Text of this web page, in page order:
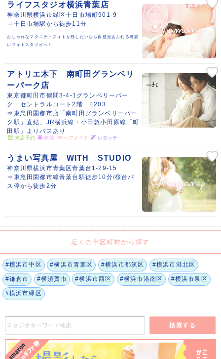
ライフスタジオ横浜青葉店
神奈川県横浜市緑区十日市場町901-9
⇒十日市場駅から徒歩11分
おしゃれなマタニティフォトを残したいなら自然光あふれる可愛
いフォトスタジオへ！
アトリエ木下 南町田グランベリ
ーパーク店
東京都町田市鶴間3-4-1グランベリーパー
ク セントラルコート2階 E203
⇒東急田園都市店「南町田グランベリーパー
ク駅」直結、JR横浜線・小田急小田原線「町
田駅」よりバスあり
来店予約 衣装 ヘアメイク レタッチ
うまい写真屋 WITH STUDIO
神奈川県横浜市青葉区青葉台1-29-15
⇒東急田園都市線青葉台駅徒歩10分/桜台バ
ス停から徒歩2分
近くの市区町村から探す
#横浜市中区 #横浜市青葉区 #横浜市都筑区 #横浜市港北区
#鎌倉市 #横須賀市 #横浜市西区 #横浜市港南区 #横浜市泉区
#横浜市緑区
検索する